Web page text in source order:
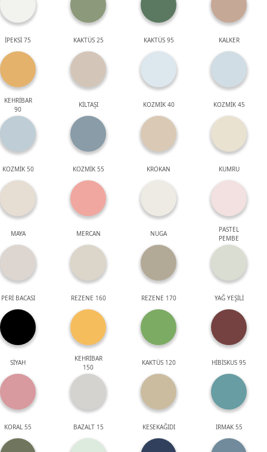
İPEKSİ 75 KAKTÜS 25 KAKTÜS 95 KALKER
KEHRİBAR
90
KİLTAŞI KOZMİK 40 KOZMİK 45
KOZMİK 50 KOZMİK 55 KROKAN KUMRU
MAYA MERCAN NUGA
PASTEL
PEMBE
PERİ BACASI REZENE 160 REZENE 170 YAĞ YEŞİLİ
SİYAH
KEHRİBAR
150
KAKTÜS 120 HİBİSKUS 95
KORAL 55 BAZALT 15 KESEKAĞIDI IRMAK 55